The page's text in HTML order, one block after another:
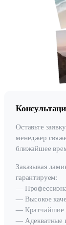
Оставьте
менеджер
ближайшее
Заказывая
гарантируем:
—
— Высокое
— Кратчайшие
— Адекватные